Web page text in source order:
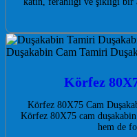
Körfez
Körfez 80X75 Cam
Körfez 80X75 cam
hem de